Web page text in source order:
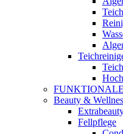
Beauty &
Fellpflege